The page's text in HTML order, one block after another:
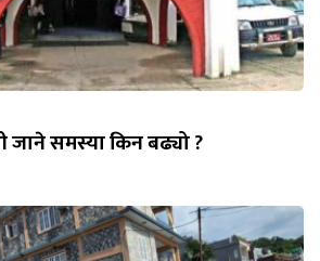
जाने समस्या किन बढ्यो ?